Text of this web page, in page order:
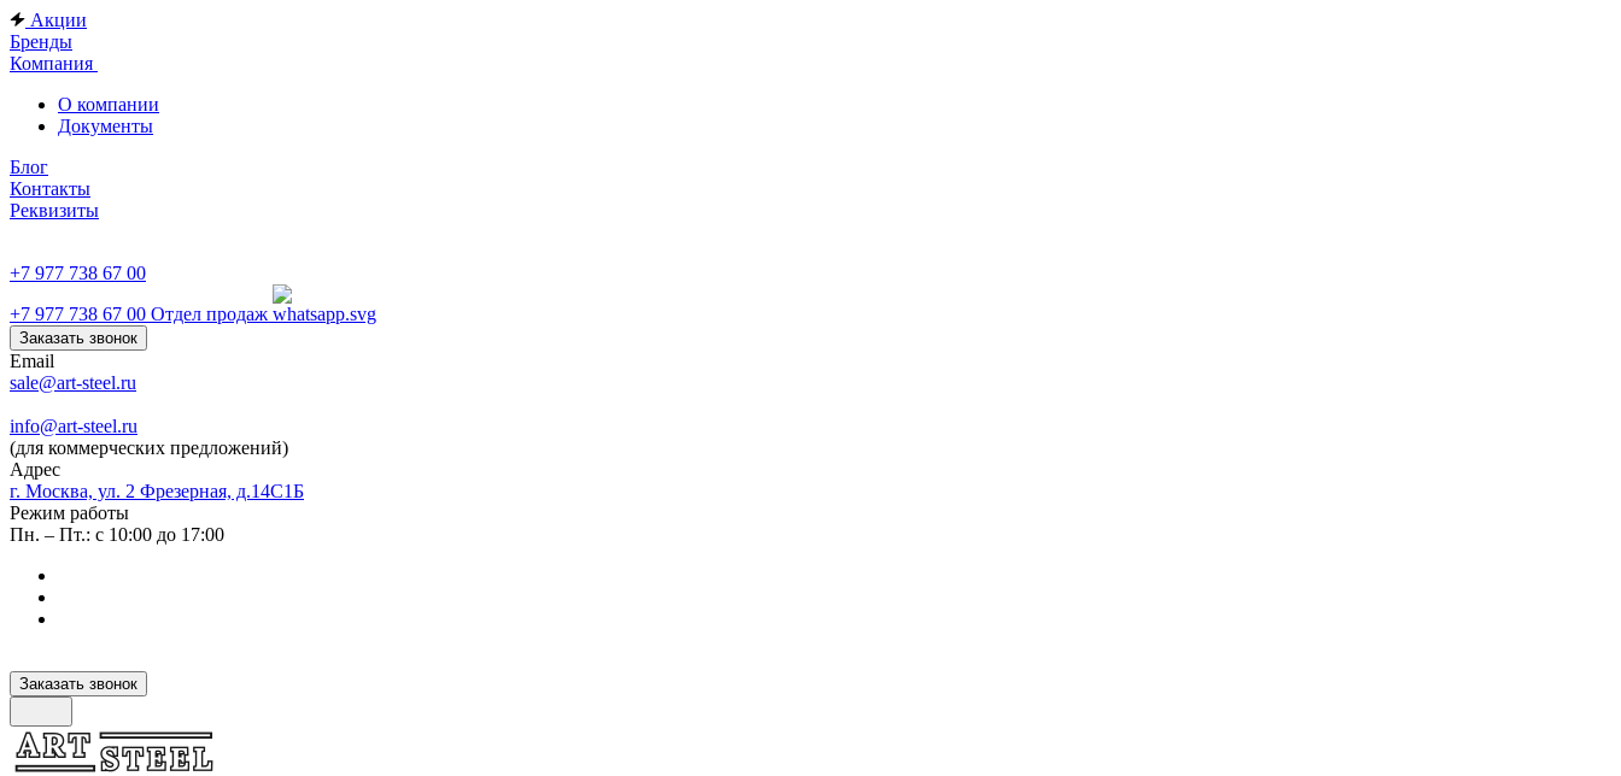
Акции
Бренды
Компания
О компании
Документы
Блог
Контакты
Реквизиты
+7 977 738 67 00
+7 977 738 67 00 Отдел продаж
Заказать звонок
Email
sale@art-steel.ru
info@art-steel.ru
(для коммерческих предложений)
Адрес
г. Москва, ул. 2 Фрезерная, д.14С1Б
Режим работы
Пн. – Пт.: с 10:00 до 17:00
Заказать звонок